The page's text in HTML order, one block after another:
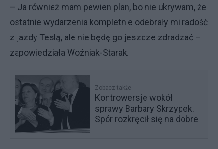
– Ja również mam pewien plan, bo nie ukrywam, że
ostatnie wydarzenia kompletnie odebrały mi radość
z jazdy Teslą, ale nie będę go jeszcze zdradzać –
zapowiedziała Woźniak-Starak.
Zobacz także
Kontrowersje wokół
sprawy Barbary Skrzypek.
Spór rozkręcił się na dobre